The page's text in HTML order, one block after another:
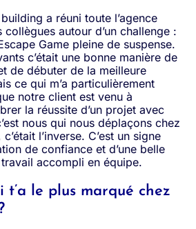
a réuni toute l’agence
autour d’un challenge :
Game pleine de suspense.
c’était une bonne manière de
de débuter de la meilleure
ce qui m’a particulièrement
notre client est venu à
la réussite d’un projet avec
nous qui nous déplaçons chez
l’inverse. C’est un signe
de confiance et d’une belle
accompli en équipe.
t’a le plus marqué chez